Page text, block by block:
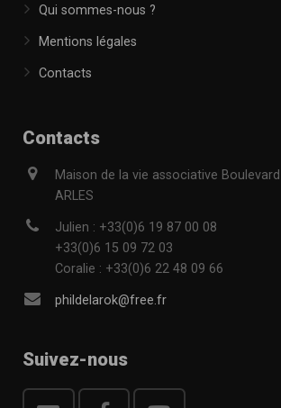
Qui sommes-nous ?
Mentions légales
Contacts
Contacts
Maison de la vie associative
ARLES
Julien : +33(0)6 19 87 00 08
+33(0)6 15 09 72 03
Coralie : +33(0)6 22 48 09 66
phildelarok@free.fr
Suivez-nous